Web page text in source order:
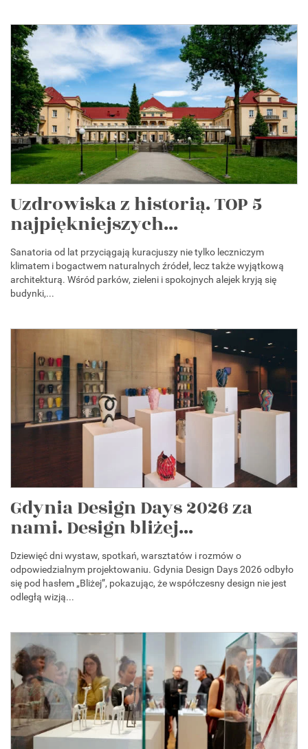
Uzdrowiska z historią. TOP 5
najpiękniejszych...
Sanatoria od lat przyciągają kuracjuszy nie tylko leczniczym
klimatem i bogactwem naturalnych źródeł, lecz także wyjątkową
architekturą. Wśród parków, zieleni i spokojnych alejek kryją się
budynki,...
Gdynia Design Days 2026 za
nami. Design bliżej...
Dziewięć dni wystaw, spotkań, warsztatów i rozmów o
odpowiedzialnym projektowaniu. Gdynia Design Days 2026 odbyło
się pod hasłem „Bliżej”, pokazując, że współczesny design nie jest
odległą wizją...